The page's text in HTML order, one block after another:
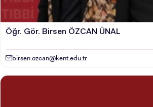
LİSANSÜSTÜ EĞİTİM ENSTİTÜSÜ
ADAYLARI
ÖNLİSANS ve
Öğr. Gör. Birsen ÖZCAN ÜNAL
birsen.ozcan@kent.edu.tr